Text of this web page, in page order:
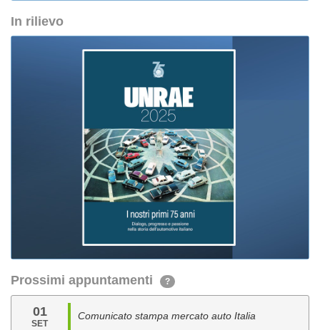
In rilievo
Prossimi appuntamenti ?
01
SET
Comunicato stampa mercato auto Italia